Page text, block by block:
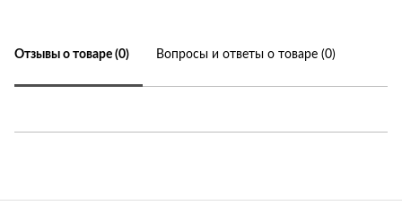
Отзывы о товаре (0) Вопросы и ответы о товаре (0)